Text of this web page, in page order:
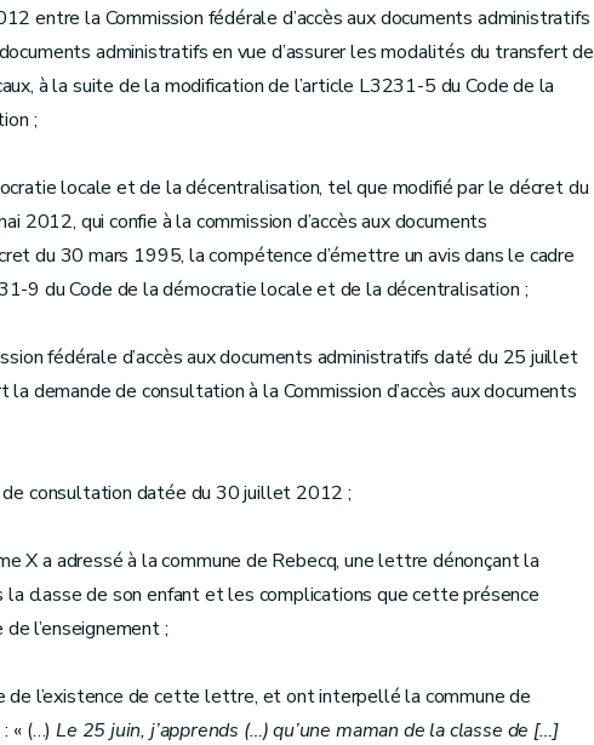
entre la Commission fédérale d’accès aux documents administratifs
administratifs en vue d’assurer les modalités du transfert de
à la suite de la modification de l’article L3231-5 du Code de la
;
locale et de la décentralisation, tel que modifié par le décret du
2012, qui confie à la commission d’accès aux documents
du 30 mars 1995, la compétence d’émettre un avis dans le cadre
9 du Code de la démocratie locale et de la décentralisation ;
fédérale d’accès aux documents administratifs daté du 25 juillet
demande de consultation à la Commission d’accès aux documents
de consultation datée du 30 juillet 2012 ;
X a adressé à la commune de Rebecq, une lettre dénonçant la
la classe de son enfant et les complications que cette présence
l’enseignement ;
de l’existence de cette lettre, et ont interpellé la commune de
: « (…)Le 25 juin, j’apprends (…) qu’une maman de la classe de […]